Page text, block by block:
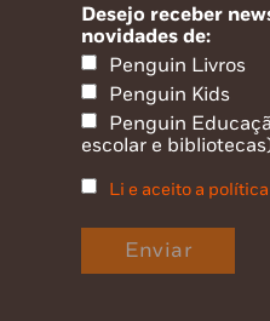
Desejo receber
novidades de:
Penguin Livros
Penguin Kids
Penguin
escolar e
Li e aceito a